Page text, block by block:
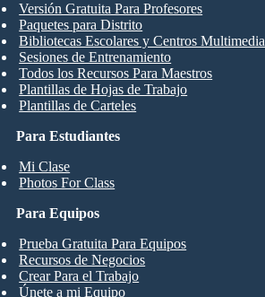
Para Estudiantes
Mi Clase
Photos For Class
Versión Gratuita Para Profesores
Paquetes para Distrito
Bibliotecas Escolares y Centros Multimedia
Sesiones de Entrenamiento
Todos los Recursos Para Maestros
Plantillas de Hojas de Trabajo
Plantillas de Carteles
Para Equipos
Prueba Gratuita Para Equipos
Recursos de Negocios
Crear Para el Trabajo
Únete a mi Equipo